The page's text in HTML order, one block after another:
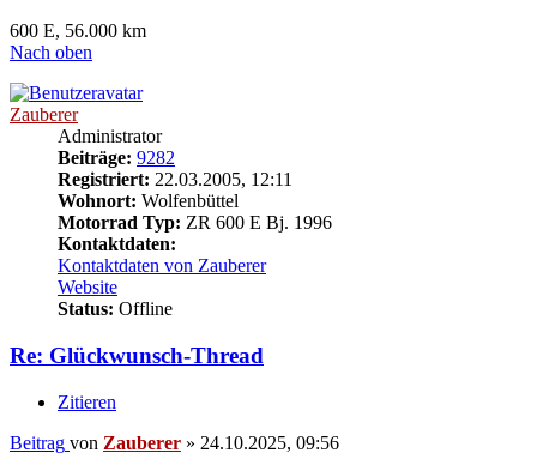
600 E, 56.000 km
Nach oben
Zauberer
Administrator
Beiträge: 9282
Registriert: 22.03.2005, 12:11
Wohnort: Wolfenbüttel
Motorrad Typ: ZR 600 E Bj. 1996
Kontaktdaten:
Kontaktdaten von Zauberer
Website
Status: Offline
Re: Glückwunsch-Thread
Zitieren
Beitrag von Zauberer » 24.10.2025, 09:56